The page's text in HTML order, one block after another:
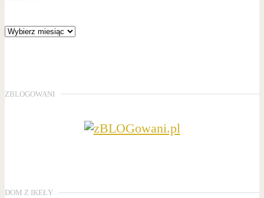
ZBLOGOWANI
DOM Z IKEŁY